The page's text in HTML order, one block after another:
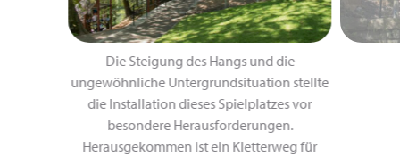
Die Steigung des Hangs und die
ungewöhnliche Untergrundsituation stellte
die Installation dieses Spielplatzes vor
besondere Herausforderungen.
Herausgekommen ist ein Kletterweg für